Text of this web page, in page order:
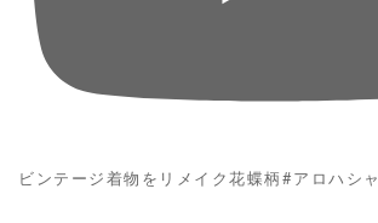
ビンテージ着物をリメイク花蝶柄#アロハシ